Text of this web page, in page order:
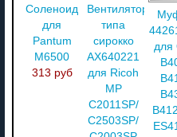
Соленоид
для
Pantum
M6500
313 руб
Вентилятор
типа
сирокко
AX640221
для Ricoh
MP
C2011SP/
C2503SP/
для